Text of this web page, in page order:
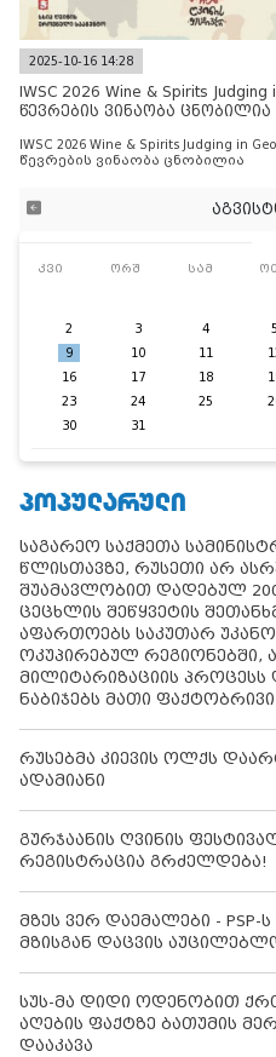
2025-10-16 14:28
IWSC 2026 Wine & Spirits
წევრების ვინაობა ცნობილია
IWSC 2026 Wine & Spirits Judging in
წევრების ვინაობა ცნობილია
კვი ორშ სამ
2
3 4 5
9
10 11
16
17 18
23
24 25
30
31
ᲞᲝᲞᲣᲚᲐᲠᲣᲚᲘ
საგარეო საქმეთა
წლისთავზე, რუსეთი არ
შუამავლობით დადებულ
ცეცხლის შეწყვეტის
აფართოებს საკუთარ
ოკუპირებულ რეგიონებში,
მილიტარიზაციის პროცესს
ნაბიჯებს მათი ფაქტობრივი
რუსებმა კიევის ოლქს
ადამიანი
გურჯაანის ღვინის
რეგისტრაცია გრძელდება!
მზეს ვერ დაემალები - PSP-
მზისგან დაცვის
სუს-მა დიდი ოდენობით
აღების ფაქტზე ბათუმის
დააკავა